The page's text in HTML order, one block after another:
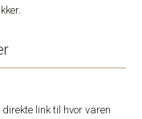
link til hvor varen